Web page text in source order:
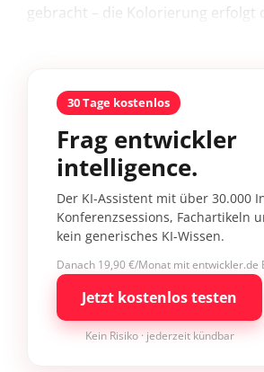
gebracht – die Kolorierung erfolgt
30 Tage kostenlos
Frag entwickler
intelligence.
Der KI-Assistent mit über 30.000
Konferenzsessions, Fachartikeln
kein generisches KI-Wissen.
Danach 19,90 €/Monat mit entwickler.de
Jetzt kostenlos testen
Kein Risiko · jederzeit kündbar